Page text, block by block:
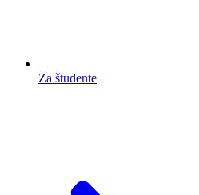
Za študente